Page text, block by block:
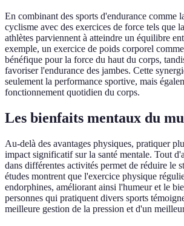
En combinant des sports d'endurance comme
cyclisme avec des exercices de force tels que
athlètes parviennent à atteindre un équilibre
exemple, un exercice de poids corporel
bénéfique pour la force du haut du corps,
favoriser l'endurance des jambes. Cette
seulement la performance sportive, mais
fonctionnement quotidien du corps.
Les bienfaits mentaux du
Au-delà des avantages physiques, pratiquer
impact significatif sur la santé mentale. Tout
dans différentes activités permet de réduire le
études montrent que l'exercice physique
endorphines, améliorant ainsi l'humeur et le
personnes qui pratiquent divers sports
meilleure gestion de la pression et d'un